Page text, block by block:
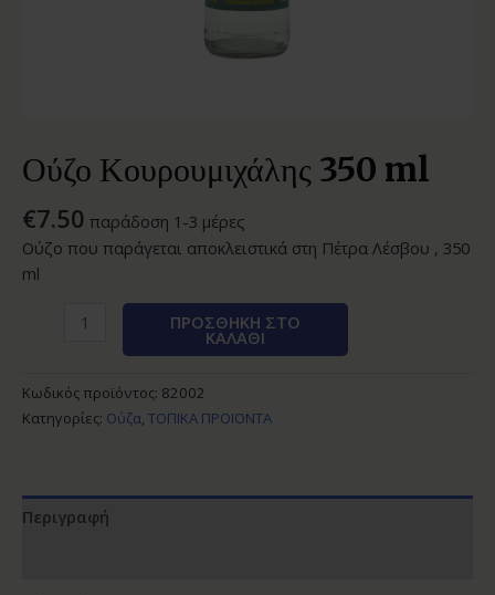
Ούζο Κουρουμιχάλης 350 ml
€7.50 παράδοση 1-3 μέρες
Ούζο που παράγεται αποκλειστικά στη Πέτρα Λέσβου , 350
ml
ΠΡΟΣΘΉΚΗ ΣΤΟ
ΚΑΛΆΘΙ
Κωδικός προϊόντος: 82002
Κατηγορίες: Ούζα, ΤΟΠΙΚΑ ΠΡΟΪΟΝΤΑ
Περιγραφή